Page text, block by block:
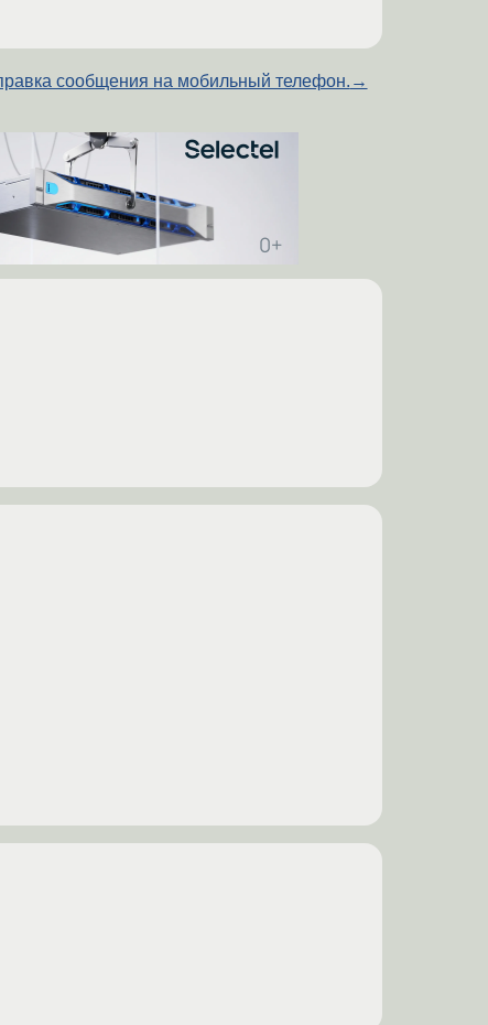
сообщения на мобильный телефон. →